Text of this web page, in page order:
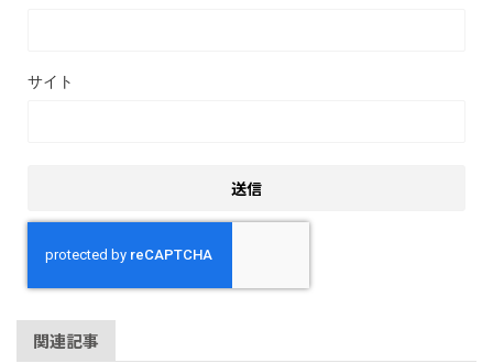
サイト
関連記事